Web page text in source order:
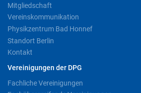
Mitgliedschaft
Vereinskommunikation
Physikzentrum Bad Honnef
Standort Berlin
Kontakt
Vereinigungen der DPG
Fachliche Vereinigungen